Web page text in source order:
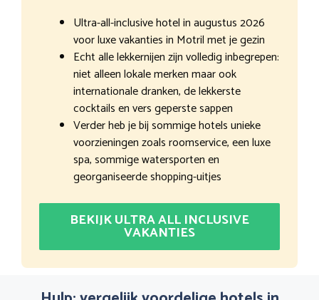
Ultra-all-inclusive hotel in augustus 2026
voor luxe vakanties in Motril met je gezin
Echt alle lekkernijen zijn volledig inbegrepen:
niet alleen lokale merken maar ook
internationale dranken, de lekkerste
cocktails en vers geperste sappen
Verder heb je bij sommige hotels unieke
voorzieningen zoals roomservice, een luxe
spa, sommige watersporten en
georganiseerde shopping-uitjes
BEKIJK ULTRA ALL INCLUSIVE
VAKANTIES